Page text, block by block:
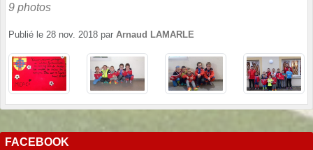
9 photos
Publié le 28 nov. 2018 par Arnaud LAMARLE
FACEBOOK